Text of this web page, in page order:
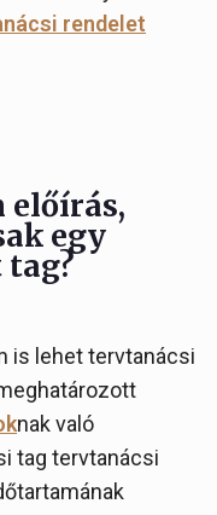
rendelet
előírás,
egy
is lehet tervtanácsi
nak való
tag tervtanácsi